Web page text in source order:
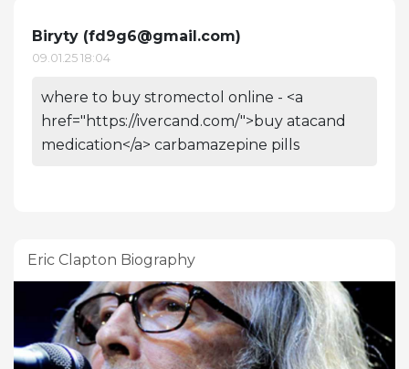
Biryty (fd9g6@gmail.com)
09.01.25 18:04
where to buy stromectol online - <a
href="https://ivercand.com/">buy atacand
medication</a> carbamazepine pills
Eric Clapton Biography